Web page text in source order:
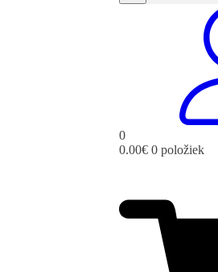
0
0.00€ 0 položiek